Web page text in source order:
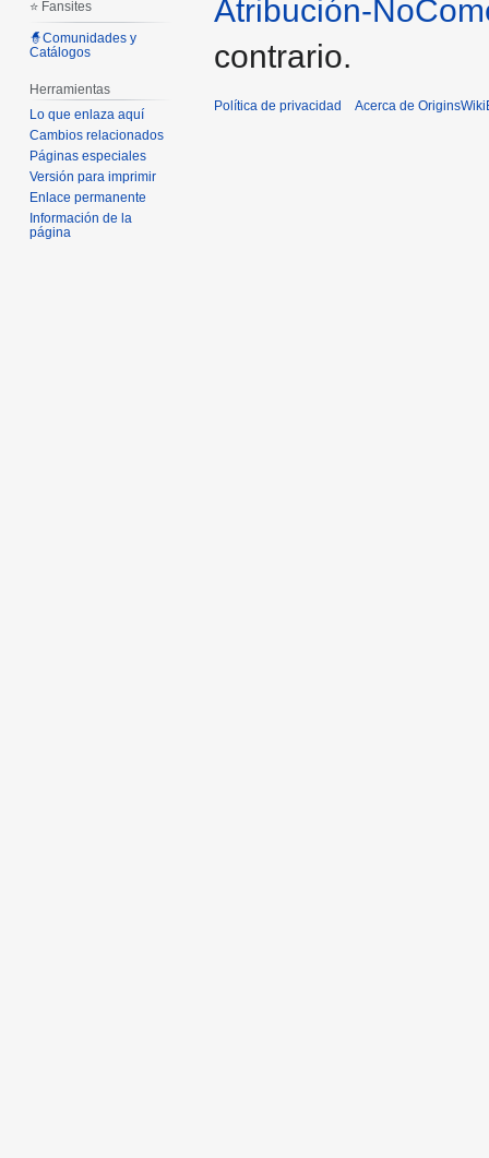
⭐ Fansites
🧙Comunidades y
Catálogos
Herramientas
Lo que enlaza aquí
Cambios relacionados
Páginas especiales
Versión para imprimir
Enlace permanente
Información de la
página
Atribución-
contrario.
Política de privacidad Acerca de